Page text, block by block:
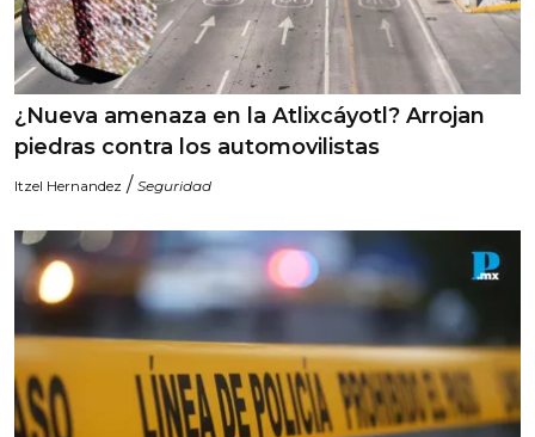
¿Nueva amenaza en la Atlixcáyotl? Arrojan
piedras contra los automovilistas
Itzel Hernandez / Seguridad